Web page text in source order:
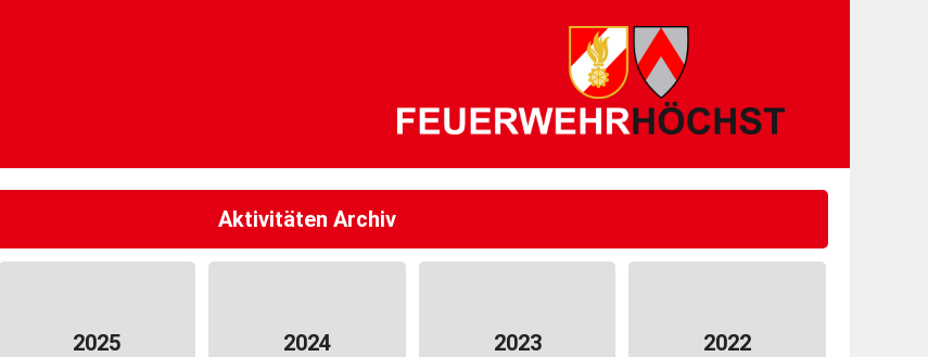
Aktivitäten Archiv
2025 2024 2023 2022